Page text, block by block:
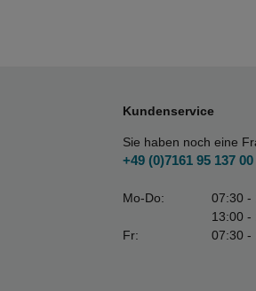
Kundenservice
Sie haben noch eine
+49 (0)7161 95 137 00
Mo-Do:
07:30 -
13:00 -
Fr:
07:30 -